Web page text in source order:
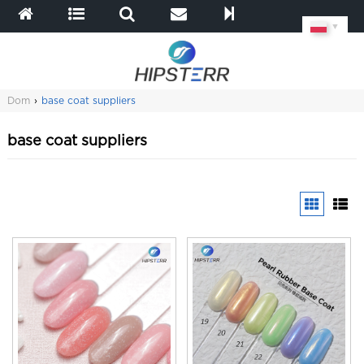
Dom › base coat suppliers
base coat suppliers
▼